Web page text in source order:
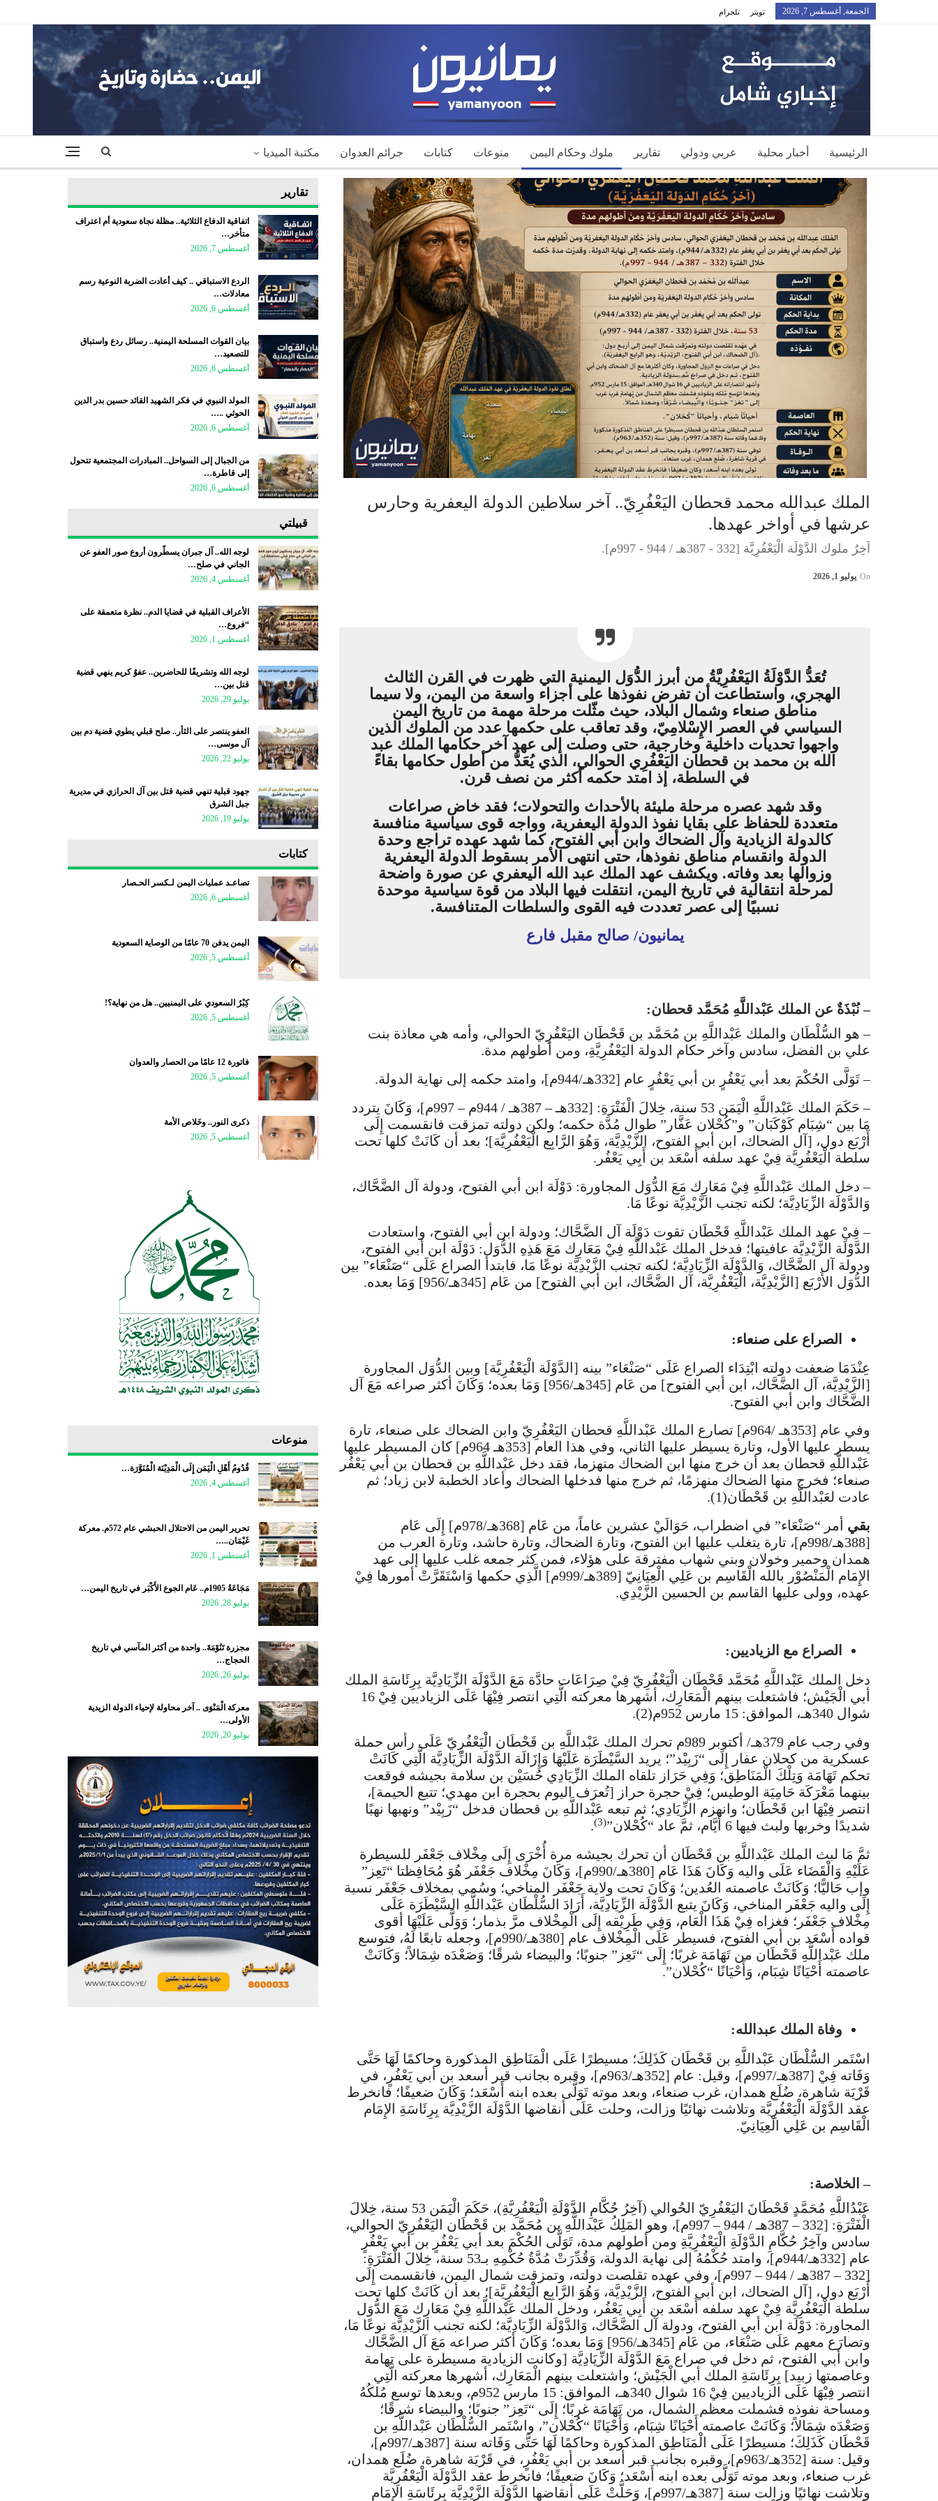
الجمعة, أغسطس 7, 2026 تويتر تلجرام
الرئيسية أخبار محلية عربي ودولي تقارير ملوك وحكام اليمن منوعات كتابات جرائم العدوان مكتبة الميديا
الملك عبدالله محمد قحطان اليَعْفُرِيّ.. آخر سلاطين الدولة اليعفرية وحارس
عرشها في أواخر عهدها.
آخِرُ ملوك الدَّوْلَة الْيَعْفُرِيَّة [332 - 387هـ / 944 - 997م].
On يوليو 1, 2026
تُعَدُّ الدَّوْلَةُ اليَعْفُرِيَّةُ من أبرز الدُّوَل اليمنية التي ظهرت في القرن الثالث
الهجري، واستطاعت أن تفرض نفوذها على أجزاء واسعة من اليمن، ولا سيما
مناطق صنعاء وشمال البلاد، حيث مثّلت مرحلة مهمة من تاريخ اليمن
السياسي في العصر الإِسْلامِيّ، وقد تعاقب على حكمها عدد من الملوك الذين
واجهوا تحديات داخلية وخارجية، حتى وصلت إلى عهد آخر حكامها الملك عبد
الله بن محمد بن قحطان اليَعْفُرِي الحوالي، الذي يُعَدُّ من أطول حكامها بقاءً
في السلطة، إذ امتد حكمه أكثر من نصف قرن.
وقد شهد عصره مرحلة مليئة بالأحداث والتحولات؛ فقد خاض صراعات
متعددة للحفاظ على بقايا نفوذ الدولة اليعفرية، وواجه قوى سياسية منافسة
كالدولة الزيادية وآل الضحاك وابن أبي الفتوح، كما شهد عهده تراجع وحدة
الدولة وانقسام مناطق نفوذها، حتى انتهى الأمر بسقوط الدولة اليعفرية
وزوالها بعد وفاته. ويكشف عهد الملك عبد الله اليعفري عن صورة واضحة
لمرحلة انتقالية في تاريخ اليمن، انتقلت فيها البلاد من قوة سياسية موحدة
نسبيًا إلى عصر تعددت فيه القوى والسلطات المتنافسة.
يمانيون/ صالح مقبل فارع
– نُبْذَةٌ عن الملك عَبْداللَّهِ مُحَمَّد قحطان:
– هو السُّلْطَان والملك عَبْداللَّهِ بن مُحَمَّد بن قَحْطَان اليَعْفُرِيّ الحوالي، وأمه هي معاذة بنت
علي بن الفضل، سادس وآخر حكام الدولة اليَعْفُرِيَّةِ، ومن أطولهم مدة.
– تَوَلَّى الحُكْمَ بعد أبي يَعْفُرٍ بن أبي يَعْفُرٍ عام [332هـ/944م]، وامتد حكمه إلى نهاية الدولة.
– حَكَمَ الملك عَبْداللَّهِ الْيَمَن 53 سنة، خِلالَ الْفَتْرَةِ: [332هـ – 387هـ / 944م – 997م]، وَكَانَ يتردد
مَا بين “شِبَام كَوْكَبَان” و”كُحْلان عَفَّار” طوال مُدَّة حكمه؛ ولكن دولته تمزقت فانقسمت إِلَى
أَرْبَع دول، [آل الضحاك، ابن أبي الفتوح، الزَّيْدِيَّة، وَهُوَ الرَّابِع الْيَعْفُرِيَّة]؛ بعد أن كَانَتْ كلها تحت
سلطة الْيَعْفُرِيَّة فِيْ عهد سلفه أَسْعَد بن أَبِي يَعْفُر.
– دخل الملك عَبْداللَّهِ فِيْ مَعَارِك مَعَ الدُّوَل المجاورة: دَوْلَة ابن أبي الفتوح، ودولة آل الضَّحَّاك،
وَالدَّوْلَة الزِّيَادِيَّة؛ لكنه تجنب الزَّيْدِيَّة نوعًا مَا.
– فِيْ عهد الملك عَبْداللَّهِ قَحْطَان تقوت دَوْلَة آل الضَّحَّاك؛ ودولة ابن أبي الفتوح، واستعادت
الدَّوْلَة الزَّيْدِيَّة عافيتها؛ فدخل الملك عَبْداللَّهِ فِيْ مَعَارِك مَعَ هَذِهِ الدُّوَل: دَوْلَة ابن أبي الفتوح،
ودولة آل الضَّحَّاك، وَالدَّوْلَة الزِّيَادِيَّة؛ لكنه تجنب الزَّيْدِيَّة نوعًا مَا، فابتدأ الصراع عَلَى “صَنْعَاء” بين
الدُّوَل الأَرْبَع [الزَّيْدِيَّة، الْيَعْفُرِيَّة، آل الضَّحَّاك، ابن أبي الفتوح] من عَام [345هـ/956] وَمَا بعده.
الصراع على صنعاء:
عِنْدَمَا ضعفت دولته ابْتِدَاء الصراع عَلَى “صَنْعَاء” بينه [الدَّوْلَة الْيَعْفُرِيَّة] وبين الدُّوَل المجاورة
[الزَّيْدِيَّة، آل الضَّحَّاك، ابن أبي الفتوح] من عَام [345هـ/956] وَمَا بعده؛ وَكَانَ أكثر صراعه مَعَ آل
الضَّحَّاك وابن أبي الفتوح.
وفي عام [353هـ /964م] تصارع الملك عَبْداللَّهِ قحطان اليَعْفُرِيّ وابن الضحاك على صنعاء، تارة
يسطر عليها الأول، وتارة يسيطر عليها الثاني، وفي هذا العام [353هـ 964م] كان المسيطر عليها
عَبْداللَّهِ قحطان بعد أن خرج منها ابن الضحاك منهزما، فقد دخل عَبْداللَّهِ بن قحطان بن أبي يَعْفُر
صنعاء؛ فخرج منها الضحاك منهزمًا، ثم خرج منها فدخلها الضحاك وأعاد الخطبة لابن زياد؛ ثم
عادت لعَبْداللَّهِ بن قَحْطَان(1).
بقي
أمر “صَنْعَاء” في اضطراب، حَوَالَيْ عشرين عاماً، من عَام [368هـ/978م] إِلَى عَام
[388هـ/998م]، تارة يتغلب عليها ابن الفتوح، وتارة الضحاك، وتارة حاشد، وتارة العرب من
همدان وحمير وخولان وبني شهاب مفترقة على هؤلاء، فمن كثر جمعه غلب عليها إلى عهد
الإِمَام الْمَنْصُوْر بالله الْقَاسِم بن عَلِي الْعِيَانِيّ [389هـ/999م] الَّذِي حكمها وَاسْتَقَرَّتْ أمورها فِيْ
عهده، وولى عليها القاسم بن الحسين الزَّيْدِي.
الصراع مع الزياديين:
دخل الملك عَبْداللَّهِ مُحَمَّد قَحْطَان الْيَعْفُرِيّ فِيْ صِرَاعَات حادَّة مَعَ الدَّوْلَة الزِّيَادِيَّة بِرِئَاسَةِ الملك
أبي الْجَيْش؛ فاشتعلت بينهم الْمَعَارِك، أشهرها معركته الَّتِي انتصر فِيْهَا عَلَى الزياديين فِيْ 16
شوال 340هـ، الموافق: 15 مارس 952م(2).
وفي رجب عام 379هـ/ أكتوبر 989م تحرك الملك عَبْداللَّهِ بن قَحْطَان الْيَعْفُرِيّ عَلَى رأس حملة
عسكرية من كحلان عفار إِلَى “زَبِيْد”؛ يريد السَّيْطَرَة عَلَيْهَا وَإِزَالَة الدَّوْلَة الزِّيَادِيَّة الَّتِي كَانَتْ
تحكم تَهَامَة وَتِلْكَ الْمَنَاطِق؛ وَفِي حَرَاز تلقاه الملك الزِّيَادِي حُسَيْن بن سلامة بجيشه فوقعت
بينهما مَعْرَكَة حَامِيَة الوطيس؛ فِيْ حجرة حراز [تُعرَف اليوم بحجرة ابن مهدي؛ تتبع الحيمة]،
انتصر فِيْهَا ابن قَحْطَان؛ وانهزم الزِّيَادِي؛ ثم تبعه عَبْداللَّهِ بن قحطان فدخل “زَبِيْد” ونهبها نهبًا
شديدًا وخربها ولبث فيها 6 أَيَّام، ثمَّ عاد “كُحْلان”
(3)
.
ثمَّ مَا لبث الملك عَبْداللَّهِ بن قَحْطَان أن تحرك بجيشه مرة أُخْرَى إِلَى مِخْلاف جَعْفَر للسيطرة
عَلَيْهِ وَالْقَضَاء عَلَى واليه وَكَانَ هَذَا عَام [380هـ/990م]، وَكَانَ مِخْلاف جَعْفَر هُوَ مُحَافِظتا “تَعِز”
وإب حَاليًّا؛ وَكَانَتْ عاصمته العُدين؛ وَكَانَ تحت ولاية جَعْفَر المناخي؛ وسُمي بمخلاف جَعْفَر نسبة
إِلَى واليه جَعْفَر المناخي، وَكَانَ يتبع الدَّوْلَة الزِّيَادِيَّة، أَرَادَ السُّلْطَان عَبْداللَّهِ السَّيْطَرَة عَلَى
مِخْلاف جَعْفَر؛ فغزاه فِيْ هَذَا الْعَام، وَفِي طَرِيْقه إِلَى الْمِخْلاف مرَّ بذمار؛ وَوَلَّى عَلَيْهَا أقوى
قواده أَسْعَد بن أبي الفتوح، فسيطر عَلَى الْمِخْلاف عام [380هـ/990م]، وجعله تابعًا لَهُ، فتوسع
ملك عَبْداللَّهِ قَحْطَان من تَهَامَة غربًا؛ إِلَى “تَعِز” جنوبًا؛ والبيضاء شرقًا؛ وَصَعْدَه شِمَالاً؛ وَكَانَتْ
عاصمته أَحْيَانًا شِبَام، وَأَحْيَانًا “كُحْلان”.
وفاة الملك عبدالله:
اسْتَمر السُّلْطَان عَبْداللَّهِ بن قَحْطَان كَذَلِكَ؛ مسيطرًا عَلَى الْمَنَاطِق المذكورة وحاكمًا لَهَا حَتَّى
وَفَاته فِيْ [387هـ/997م]، وقيل: عام [352هـ/963م]، وقبره بجانب قبر أسعد بن أبي يَعْفُرٍ، في
قَرْيَة شاهرة، ضُلَع همدان، غرب صنعاء، وبعد موته تَوَلَّى بعده ابنه أَسْعَد؛ وَكَانَ ضعيفًا؛ فانخرط
عقد الدَّوْلَة الْيَعْفُرِيَّة وتلاشت نهائيًا وزالت، وحلت عَلَى أنقاضها الدَّوْلَة الزَّيْدِيَّة بِرِئَاسَةِ الإِمَام
الْقَاسِم بن عَلِي الْعِيَانِيّ.
– الخلاصة:
عَبْدُاللَّهِ مُحَمَّدٍ قَحْطَانَ اليَعْفُرِيّ الحُوالي (آخِرُ حُكَّامِ الدَّوْلَةِ الْيَعْفُرِيَّةِ)، حَكَمَ الْيَمَن 53 سنة، خِلالَ
الْفَتْرَةِ: [332 – 387هـ / 944 – 997م]، وهو المَلِكُ عَبْداللَّهِ بن مُحَمَّد بن قَحْطَان اليَعْفُرِيّ الحوالي،
سادس وآخِرُ حُكَّامِ الدَّوْلَةِ الْيَعْفُرِيَّةِ ومن أطولهم مدة، تَوَلَّى الحُكْمَ بعد أبي يَعْفُرٍ بن أبي يَعْفُرٍ
عام [332هـ/944م]، وامتد حُكْمُهُ إلى نهاية الدولة، وَقُدِّرَتْ مُدَّةُ حُكْمِهِ بـ53 سنة، خِلالَ الْفَتْرَةِ:
[332 – 387هـ / 944 – 997م]، وفي عهده تقلصت دولته، وتمزقت شمال اليمن، فانقسمت إِلَى
أَرْبَع دول، [آل الضحاك، ابن أبي الفتوح، الزَّيْدِيَّة، وَهُوَ الرَّابِع الْيَعْفُرِيَّة]؛ بعد أن كَانَتْ كلها تحت
سلطة الْيَعْفُرِيَّة فِيْ عهد سلفه أَسْعَد بن أَبِي يَعْفُر، ودخل الملك عَبْداللَّهِ فِيْ مَعَارِك مَعَ الدُّوَل
المجاورة: دَوْلَة ابن أبي الفتوح، ودولة آل الضَّحَّاك، وَالدَّوْلَة الزِّيَادِيَّة؛ لكنه تجنب الزَّيْدِيَّة نوعًا مَا،
وتصارَع معهم عَلَى صَنْعَاء، من عَام [345هـ/956] وَمَا بعده؛ وَكَانَ أكثر صراعه مَعَ آل الضَّحَّاك
وابن أبي الفتوح، ثم دخل في صراع مَعَ الدَّوْلَة الزِّيَادِيَّة [وكانت الزيادية مسيطرة على تهامة
وعاصمتها زبيد] بِرِئَاسَةِ الملك أبي الْجَيْش؛ واشتعلت بينهم الْمَعَارِك، أشهرها معركته الَّتِي
انتصر فِيْهَا عَلَى الزياديين فِيْ 16 شوال 340هـ، الموافق: 15 مارس 952م، وبعدها توسع مُلكُهُ
ومساحة نفوذه فشملت معظم الشمال، من تَهَامَة غربًا؛ إِلَى “تَعِز” جنوبًا؛ والبيضاء شرقًا؛
وَصَعْدَه شِمَالاً؛ وَكَانَتْ عاصمته أَحْيَانًا شِبَام، وَأَحْيَانًا “كُحْلان”، واسْتَمر السُّلْطَان عَبْداللَّهِ بن
قَحْطَان كَذَلِكَ؛ مسيطرًا عَلَى الْمَنَاطِق المذكورة وحاكمًا لَهَا حَتَّى وَفَاته سنة [387هـ/997م]،
وقيل: سنة [352هـ/963م]، وقبره بجانب قبر أسعد بن أبي يَعْفُرٍ، في قَرْيَة شاهرة، ضُلَع همدان،
غرب صنعاء، وبعد موته تَوَلَّى بعده ابنه أَسْعَد؛ وَكَانَ ضعيفًا؛ فانخرط عقد الدَّوْلَة الْيَعْفُرِيَّة
وتلاشت نهائيًا وزالت سنة [387هـ/997م]، وَحَلَّتْ عَلَى أنقاضها الدَّوْلَة الزَّيْدِيَّة بِرِئَاسَةِ الإِمَام
تقارير
اتفاقية الدفاع الثلاثية.. مظلة نجاة سعودية أم اعتراف
متأخر…
أغسطس 7, 2026
الردع الاستباقي .. كيف أعادت الضربة النوعية رسم
معادلات…
أغسطس 6, 2026
بيان القوات المسلحة اليمنية.. رسائل ردع واستباق
للتصعيد…
أغسطس 6, 2026
المولد النبوي في فكر الشهيد القائد حسين بدر الدين
الحوثي ..…
أغسطس 6, 2026
من الجبال إلى السواحل.. المبادرات المجتمعية تتحول
إلى قاطرة…
أغسطس 6, 2026
قبيلتي
لوجه الله.. آل جبران يسطّرون أروع صور العفو عن
الجاني في صلح…
أغسطس 4, 2026
الأعراف القبلية في قضايا الدم.. نظرة متعمقة على
“فروع…
أغسطس 1, 2026
لوجه الله وتشريفًا للحاضرين.. عفوٌ كريم ينهي قضية
قتل بين…
يوليو 29, 2026
العفو ينتصر على الثأر.. صلح قبلي يطوي قضية دم بين
آل موسى…
يوليو 22, 2026
جهود قبلية تنهي قضية قتل بين آل الحرازي في مديرية
جبل الشرق
يوليو 19, 2026
كتابات
تصاعـد عمليات اليمن لـكسر الحـصار
أغسطس 6, 2026
اليمن يدفن 70 عامًا من الوصاية السعودية
أغسطس 5, 2026
كِبْرُ السعودي على اليمنيين.. هل من نهاية؟!
أغسطس 5, 2026
فاتورة 12 عامًا من الحصار والعدوان
أغسطس 5, 2026
ذكرى النور.. وخَلاص الأمة
أغسطس 5, 2026
منوعات
قُدُومُ أَهْلِ الْيَمَن إِلَى الْمَدِيْنَة الْمُنَوَّرَة…
أغسطس 4, 2026
تحرير اليمن من الاحتلال الحبشي عام 572م. معركة
غَيْمَان..…
أغسطس 1, 2026
مَجَاعَةُ 1905م.. عَام الجوع الأَكْبَر في تاريخ اليمن…
يوليو 28, 2026
مجزرة تَنُوْمَةَ.. واحدة من أكثر المآسي في تاريخ
الحجاج…
يوليو 26, 2026
معركة الْمَنْوَى .. آخر محاولة لإحياء الدولة الزيدية
الأولى…
يوليو 20, 2026